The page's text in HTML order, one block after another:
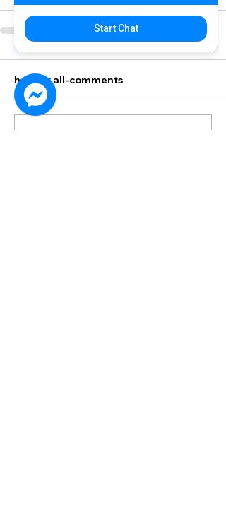
header.all-comments
Start Chat